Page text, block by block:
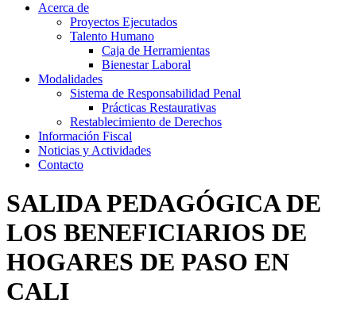
Acerca de
Proyectos Ejecutados
Talento Humano
Caja de Herramientas
Bienestar Laboral
Modalidades
Sistema de Responsabilidad Penal
Prácticas Restaurativas
Restablecimiento de Derechos
Información Fiscal
Noticias y Actividades
Contacto
SALIDA PEDAGÓGICA DE
LOS BENEFICIARIOS DE
HOGARES DE PASO EN
CALI